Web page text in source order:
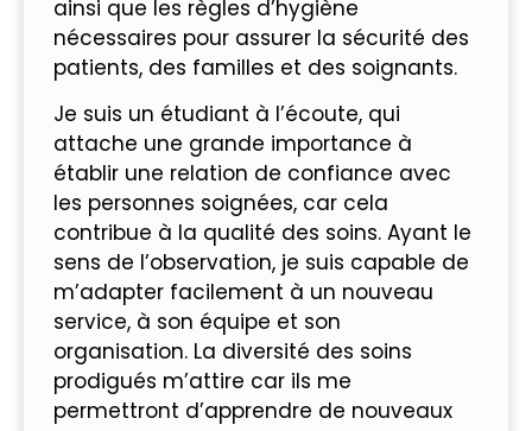
ainsi que les règles d’hygiène
nécessaires pour assurer la sécurité des
patients, des familles et des soignants.
Je suis un étudiant à l’écoute, qui
attache une grande importance à
établir une relation de confiance avec
les personnes soignées, car cela
contribue à la qualité des soins. Ayant le
sens de l’observation, je suis capable de
m’adapter facilement à un nouveau
service, à son équipe et son
organisation. La diversité des soins
prodigués m’attire car ils me
permettront d’apprendre de nouveaux